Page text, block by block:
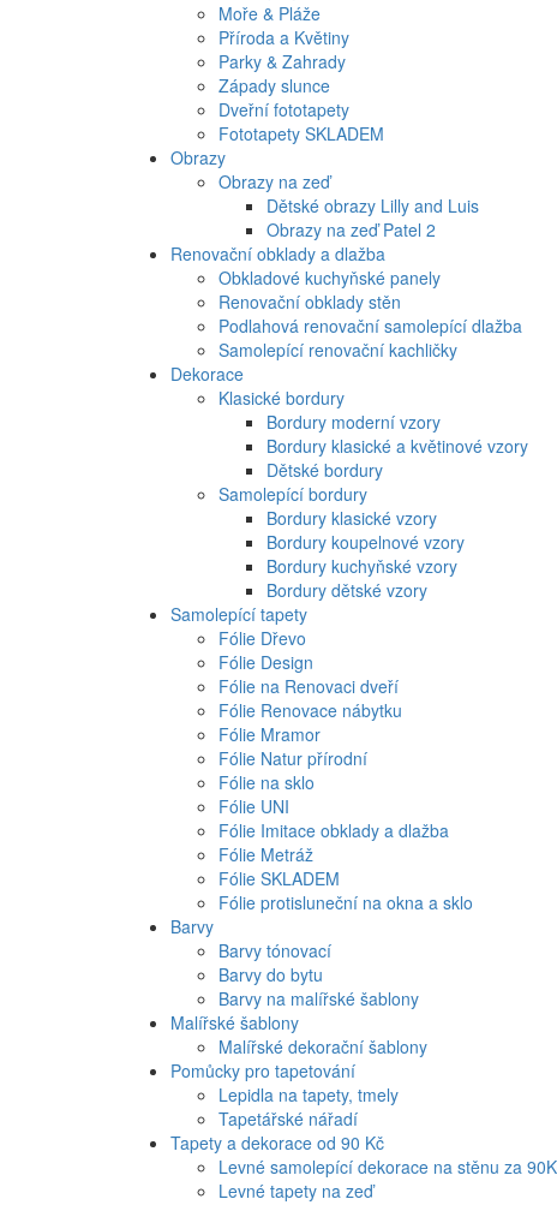
Moře & Pláže
Příroda a Květiny
Parky & Zahrady
Západy slunce
Dveřní fototapety
Fototapety SKLADEM
Obrazy
Obrazy na zeď
Dětské obrazy Lilly and Luis
Obrazy na zeď Patel 2
Renovační obklady a dlažba
Obkladové kuchyňské panely
Renovační obklady stěn
Podlahová renovační samolepící dlažba
Samolepící renovační kachličky
Dekorace
Klasické bordury
Bordury moderní vzory
Bordury klasické a květinové vzory
Dětské bordury
Samolepící bordury
Bordury klasické vzory
Bordury koupelnové vzory
Bordury kuchyňské vzory
Bordury dětské vzory
Samolepící tapety
Fólie Dřevo
Fólie Design
Fólie na Renovaci dveří
Fólie Renovace nábytku
Fólie Mramor
Fólie Natur přírodní
Fólie na sklo
Fólie UNI
Fólie Imitace obklady a dlažba
Fólie Metráž
Fólie SKLADEM
Fólie protisluneční na okna a sklo
Barvy
Barvy tónovací
Barvy do bytu
Barvy na malířské šablony
Malířské šablony
Malířské dekorační šablony
Pomůcky pro tapetování
Lepidla na tapety, tmely
Tapetářské nářadí
Tapety a dekorace od 90 Kč
Levné samolepící dekorace na stěnu za
Levné tapety na zeď